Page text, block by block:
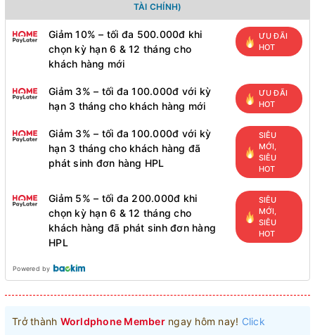
TÀI CHÍNH)
Giảm 10% – tối đa 500.000đ khi
chọn kỳ hạn 6 & 12 tháng cho
khách hàng mới
ƯU ĐÃI
HOT
Giảm 3% – tối đa 100.000đ với kỳ
hạn 3 tháng cho khách hàng mới
ƯU ĐÃI
HOT
Giảm 3% – tối đa 100.000đ với kỳ
hạn 3 tháng cho khách hàng đã
phát sinh đơn hàng HPL
SIÊU
MỚI,
SIÊU
HOT
Giảm 5% – tối đa 200.000đ khi
chọn kỳ hạn 6 & 12 tháng cho
khách hàng đã phát sinh đơn hàng
HPL
SIÊU
MỚI,
SIÊU
HOT
Powered by
Trở thành Worldphone Memberngay hôm nay! Click